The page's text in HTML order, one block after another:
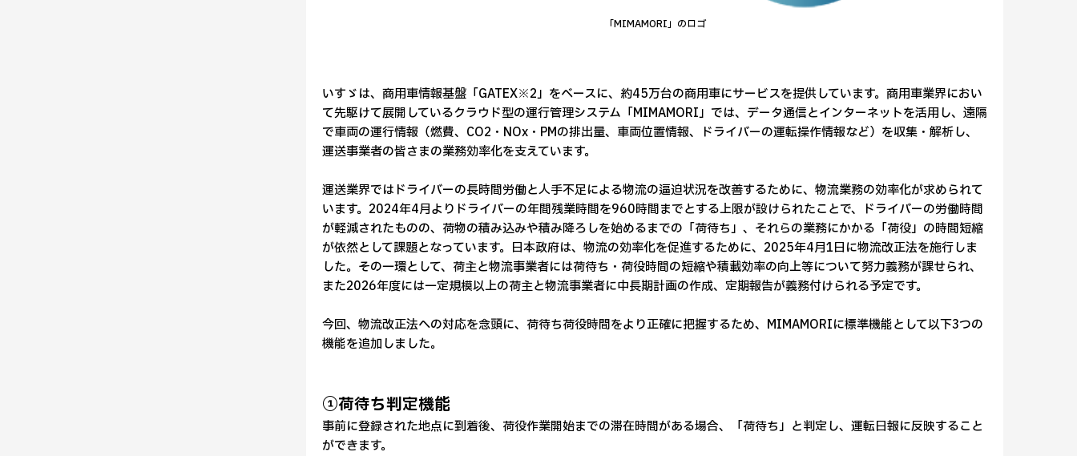
「MIMAMORI」のロゴ
いすゞは、商用車情報基盤「GATEX※2」をベースに、約45万台の商用車にサービスを提供しています。商用車業界におい
て先駆けて展開しているクラウド型の運行管理システム「MIMAMORI」では、データ通信とインターネットを活用し、遠隔
で車両の運行情報（燃費、CO2・NOx・PMの排出量、車両位置情報、ドライバーの運転操作情報など）を収集・解析し、
運送事業者の皆さまの業務効率化を支えています。
運送業界ではドライバーの長時間労働と人手不足による物流の逼迫状況を改善するために、物流業務の効率化が求められて
います。2024年4月よりドライバーの年間残業時間を960時間までとする上限が設けられたことで、ドライバーの労働時間
が軽減されたものの、荷物の積み込みや積み降ろしを始めるまでの「荷待ち」、それらの業務にかかる「荷役」の時間短縮
が依然として課題となっています。日本政府は、物流の効率化を促進するために、2025年4月1日に物流改正法を施行しま
した。その一環として、荷主と物流事業者には荷待ち・荷役時間の短縮や積載効率の向上等について努力義務が課せられ、
また2026年度には一定規模以上の荷主と物流事業者に中長期計画の作成、定期報告が義務付けられる予定です。
今回、物流改正法への対応を念頭に、荷待ち荷役時間をより正確に把握するため、MIMAMORIに標準機能として以下3つの
機能を追加しました。
①荷待ち判定機能
事前に登録された地点に到着後、荷役作業開始までの滞在時間がある場合、「荷待ち」と判定し、運転日報に反映すること
ができます。